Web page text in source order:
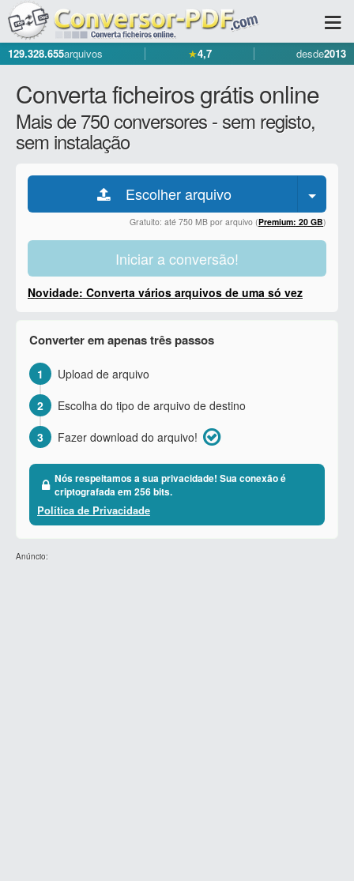
129.328.655arquivos ★4,7 desde2013
Converta ficheiros grátis online
Mais de 750 conversores - sem registo,
sem instalação
Escolher arquivo
Gratuito: até 750 MB por arquivo (Premium: 20 GB)
Iniciar a conversão!
Novidade: Converta vários arquivos de uma só vez
Converter em apenas três passos
1
Upload de arquivo
2
Escolha do tipo de arquivo de destino
3
Fazer download do arquivo!
Nós respeitamos a sua privacidade! Sua conexão é
criptografada em 256 bits.
Política de Privacidade
Anúncio: